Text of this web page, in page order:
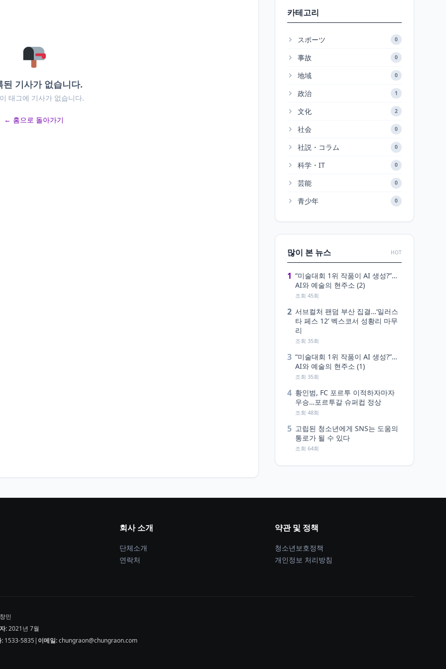
된 기사가 없습니다.
태그에 기사가 없습니다.
← 홈으로 돌아가기
카테고리
スポーツ 0
事故 0
地域 0
政治 1
文化 2
社会 0
社説・コラム 0
科学・IT 0
芸能 0
青少年 0
많이 본 뉴스 HOT
1 “미술대회 1위 작품이 AI 생성?”…
AI와 예술의 현주소 (2)
조회 45회
2 서브컬처 팬덤 부산 집결…‘일러스
타 페스 12’ 벡스코서 성황리 마무
리
조회 35회
3 “미술대회 1위 작품이 AI 생성?”…
AI와 예술의 현주소 (1)
조회 35회
4 황인범, FC 포르투 이적하자마자
우승…포르투갈 슈퍼컵 정상
조회 48회
5 고립된 청소년에게 SNS는 도움의
통로가 될 수 있다
조회 64회
회사 소개
단체소개
연락처
약관 및 정책
청소년보호정책
개인정보 처리방침
민
:2021년 7월
: 1533-5835| 이메일:chungraon@chungraon.com